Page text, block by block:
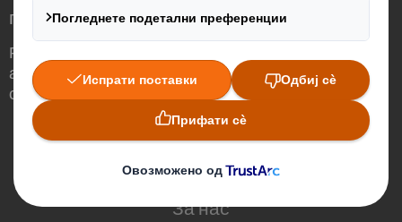
потребите на светот што се менува
Различни сме бидејќи гледаме можност
амбалажата да има значајна улога во
светот околу нас.
Кои сме ние
За нас